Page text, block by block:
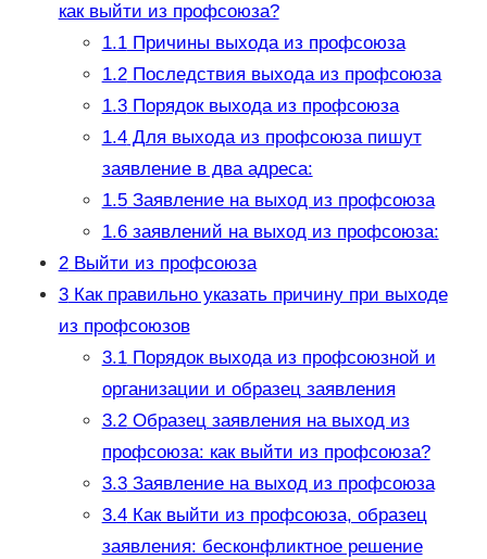
как выйти из профсоюза?
1.1Причины выхода из профсоюза
1.2Последствия выхода из профсоюза
1.3Порядок выхода из профсоюза
1.4Для выхода из профсоюза пишут
заявление в два адреса:
1.5Заявление на выход из профсоюза
1.6заявлений на выход из профсоюза:
2Выйти из профсоюза
3Как правильно указать причину при выходе
из профсоюзов
3.1Порядок выхода из профсоюзной и
организации и образец заявления
3.2Образец заявления на выход из
профсоюза: как выйти из профсоюза?
3.3Заявление на выход из профсоюза
3.4Как выйти из профсоюза, образец
заявления: бесконфликтное решение